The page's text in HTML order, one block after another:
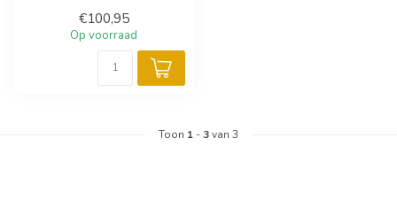
€100,95
Op voorraad
Toon 1 -3van 3